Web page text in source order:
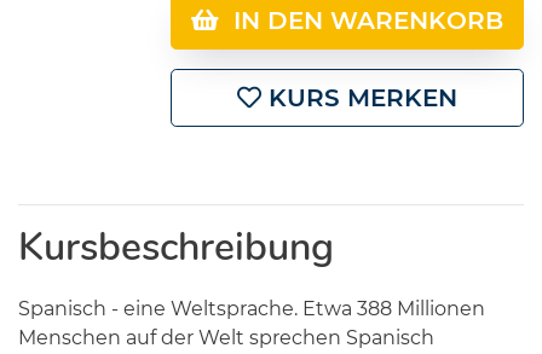
IN DEN WARENKORB
KURS MERKEN
Kursbeschreibung
Spanisch - eine Weltsprache. Etwa 388 Millionen
Menschen auf der Welt sprechen Spanisch